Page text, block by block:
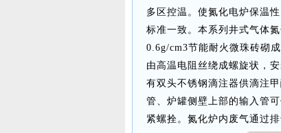
多区控温。使氮化电炉保温
标准一致。本系列井式气体
0.6g/cm3节能耐火微珠砖砌
由高温电阻丝绕成螺旋状，
有双头不锈钢滴注器供滴注
管、炉罐侧壁上部的输入管
紧螺拴。氮化炉内废气通过排